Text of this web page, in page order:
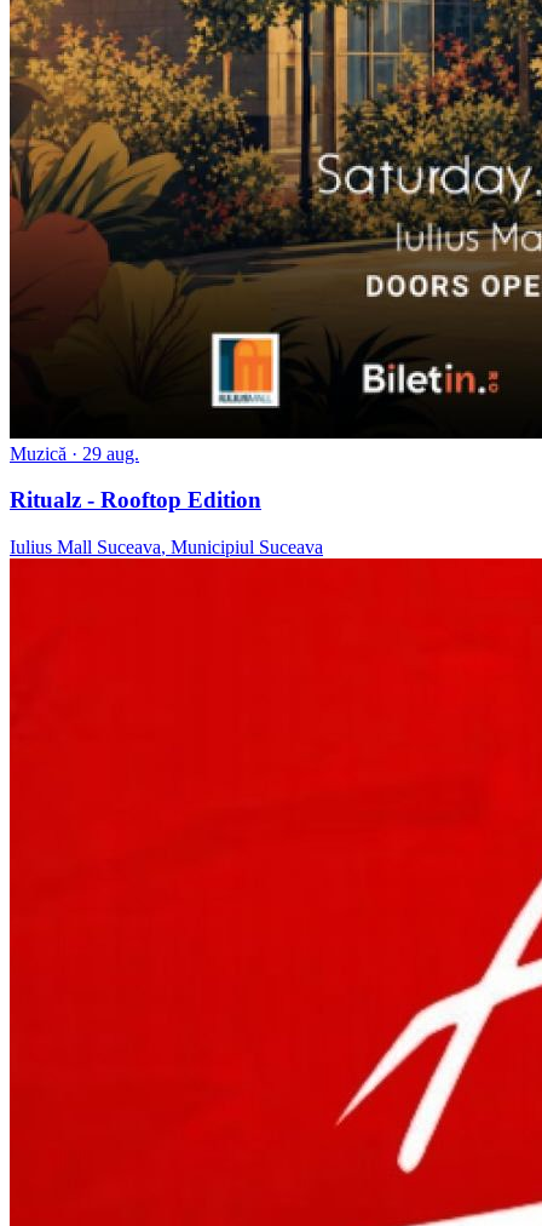
Muzică · 29 aug.
Ritualz - Rooftop Edition
Iulius Mall Suceava, Municipiul Suceava